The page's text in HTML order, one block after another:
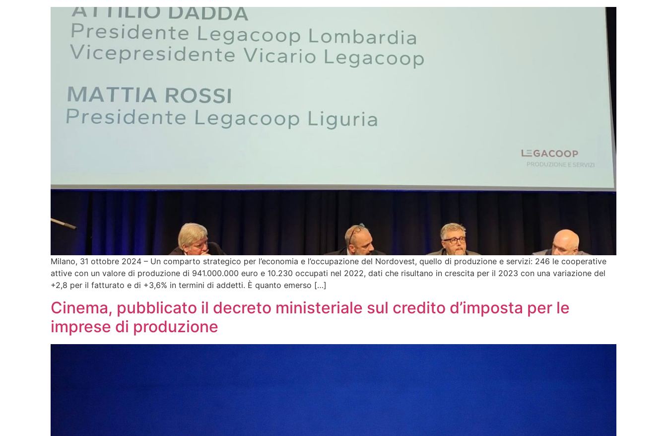
Milano, 31 ottobre 2024 – Un comparto strategico per l’economia e l’occupazione del Nordovest, quello di produzione e servizi: 246 le cooperative
attive con un valore di produzione di 941.000.000 euro e 10.230 occupati nel 2022, dati che risultano in crescita per il 2023 con una variazione del
+2,8 per il fatturato e di +3,6% in termini di addetti. È quanto emerso […]
Cinema, pubblicato il decreto ministeriale sul credito d’imposta per le
imprese di produzione